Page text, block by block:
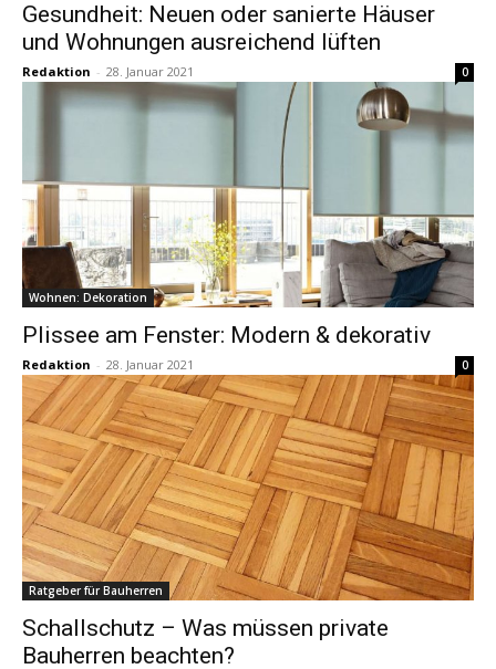
Gesundheit: Neuen oder sanierte Häuser
und Wohnungen ausreichend lüften
Redaktion - 28. Januar 2021 0
Wohnen: Dekoration
Plissee am Fenster: Modern & dekorativ
Redaktion - 28. Januar 2021 0
Ratgeber für Bauherren
Schallschutz – Was müssen private
Bauherren beachten?